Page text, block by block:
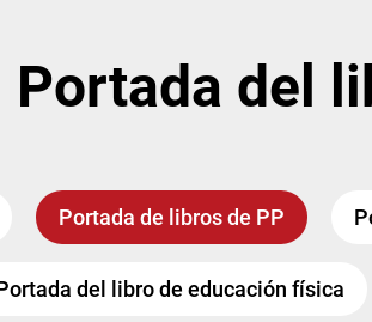
Portada del
Portada de libros de PP
del libro de educación física